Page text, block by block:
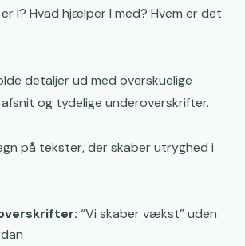
I? Hvad hjælper I med? Hvem er det
detaljer ud med overskuelige
og tydelige underoverskrifter.
på tekster, der skaber utryghed i
“Vi skaber vækst” uden